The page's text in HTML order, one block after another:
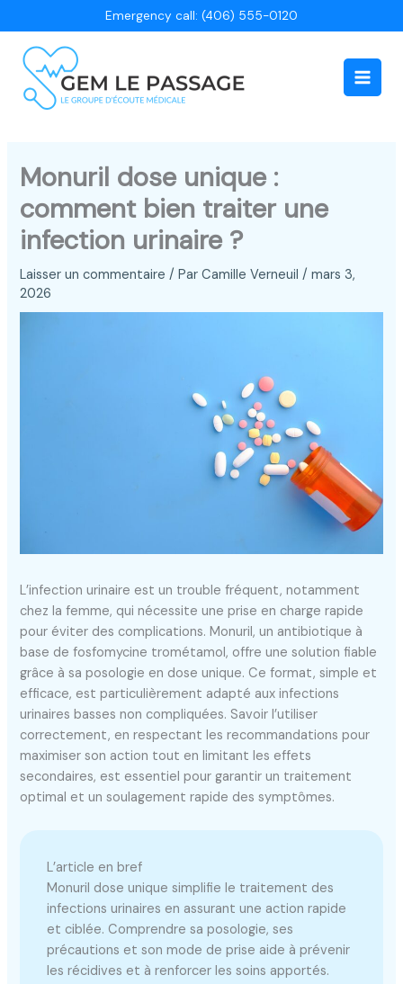
au
contenu
Emergency call: (406) 555-0120
Main
Monuril dose unique :
comment bien traiter une
infection urinaire ?
Laisser un commentaire / ParCamille Verneuil/mars 3,
2026
L’infection urinaire est un trouble fréquent, notamment
chez la femme, qui nécessite une prise en charge rapide
pour éviter des complications. Monuril, un antibiotique à
base de fosfomycine trométamol, offre une solution fiable
grâce à sa posologie en dose unique. Ce format, simple et
efficace, est particulièrement adapté aux infections
urinaires basses non compliquées. Savoir l’utiliser
correctement, en respectant les recommandations pour
maximiser son action tout en limitant les effets
secondaires, est essentiel pour garantir un traitement
optimal et un soulagement rapide des symptômes.
L’article en bref
Monuril dose unique simplifie le traitement des
infections urinaires en assurant une action rapide
et ciblée. Comprendre sa posologie, ses
précautions et son mode de prise aide à prévenir
les récidives et à renforcer les soins apportés.